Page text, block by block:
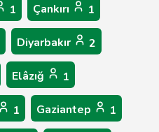
1 Çankırı 1
Diyarbakır 2
Elâzığ 1
1 Gaziantep 1